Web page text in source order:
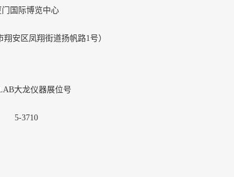
门国际博览中心
翔安区凤翔街道扬帆路1号）
大龙仪器展位号
5-3710